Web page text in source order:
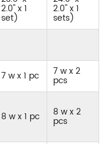
2.0'' x 1
set)
2.0'' x 1
sets)
7 w x 1 pc 7 w x 2
pcs
8 w x 1 pc 8 w x 2
pcs